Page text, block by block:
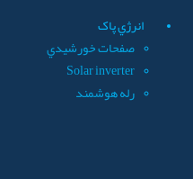
انرژي پاک
صفحات خورشيدي
Solar inverter
رله هوشمند